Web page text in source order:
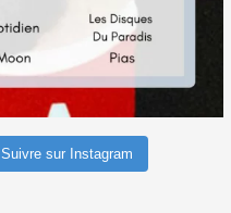
Suivre sur Instagram